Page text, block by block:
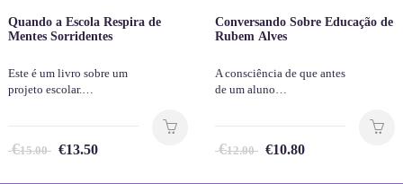
Quando a Escola Respira de
Mentes Sorridentes
Este é um livro sobre um
projeto escolar.…
€15.00 €13.50
Conversando Sobre Educação de
Rubem Alves
A consciência de que antes
de um aluno…
€12.00 €10.80